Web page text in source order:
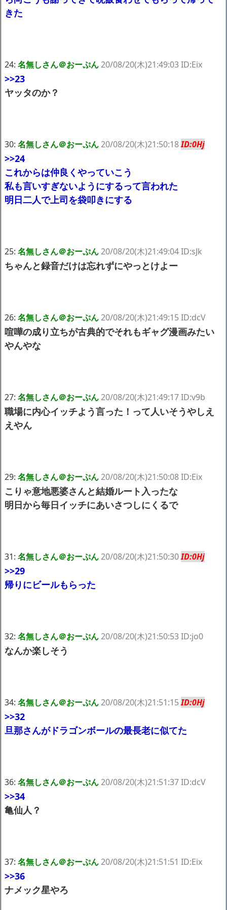
きた
24: 名無しさん＠おーぷん20/08/20(木)21:49:03 ID:Eix
>>23
ヤッタのか？
30: 名無しさん＠おーぷん20/08/20(木)21:50:18ID:0Hj
>>24
これからは仲良くやっていこう
私も言いすぎないようにするって言われた
明日二人で上司を袋叩きにする
25: 名無しさん＠おーぷん20/08/20(木)21:49:04 ID:sJk
ちゃんと録音だけは忘れずにやっとけよー
26: 名無しさん＠おーぷん20/08/20(木)21:49:15 ID:dcV
喧嘩の成り立ちが古典的でそれもギャグ漫画みたい
やんやな
27: 名無しさん＠おーぷん20/08/20(木)21:49:17 ID:v9b
職場に内心イッチよう言った！って人いそうやしえ
えやん
29: 名無しさん＠おーぷん20/08/20(木)21:50:08 ID:Eix
こりゃ意地悪婆さんと結婚ルート入ったな
明日から毎日イッチにあいさつしにくるで
31: 名無しさん＠おーぷん20/08/20(木)21:50:30ID:0Hj
>>29
帰りにビールもらった
32: 名無しさん＠おーぷん20/08/20(木)21:50:53 ID:jo0
なんか楽しそう
34: 名無しさん＠おーぷん20/08/20(木)21:51:15ID:0Hj
>>32
旦那さんがドラゴンボールの最長老に似てた
36: 名無しさん＠おーぷん20/08/20(木)21:51:37 ID:dcV
>>34
亀仙人？
37: 名無しさん＠おーぷん20/08/20(木)21:51:51 ID:Eix
>>36
ナメック星やろ